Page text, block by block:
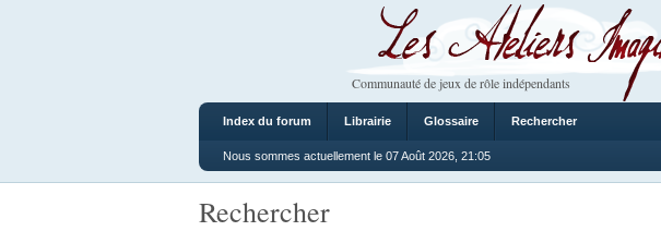
Les Ateliers Imaginaires
Communauté de jeux de rôle indépendants
Index du forum Librairie Glossaire Rechercher
Nous sommes actuellement le 07 Août 2026, 21:05
Rechercher